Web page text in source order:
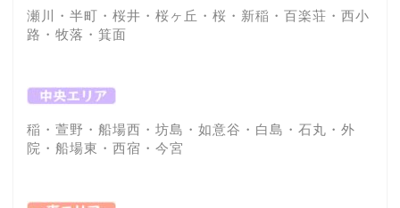
瀬川・半町・桜井・桜ヶ丘・桜・新稲・百楽荘・西小
路・牧落・箕面
稲・萱野・船場西・坊島・如意谷・白島・石丸・外
院・船場東・西宿・今宮